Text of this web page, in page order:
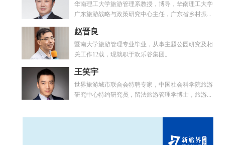
华南理工大学旅游管理系教授，博导，华南理工大学
广东旅游战略与政策研究中心主任，广东省乡村振...
赵晋良
暨南大学旅游管理专业毕业，从事主题公园研究及相
关工作12载，现就职于欢乐谷集团。
王笑宇
世界旅游城市联合会特聘专家，中国社会科学院旅游
研究中心特约研究员，留法旅游管理学博士，旅游...